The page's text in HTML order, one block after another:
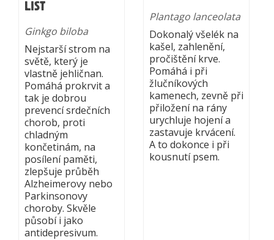
LIST
Ginkgo biloba
Nejstarší strom na
světě, který je
vlastně jehličnan.
Pomáhá prokrvit a
tak je dobrou
prevencí srdečních
chorob, proti
chladným
končetinám, na
posílení paměti,
zlepšuje průběh
Alzheimerovy nebo
Parkinsonovy
choroby. Skvěle
působí i jako
antidepresivum.
Plantago lanceolata
Dokonalý všelék na
kašel, zahlenění,
pročištění krve.
Pomáhá i při
žlučníkových
kamenech, zevně při
přiložení na rány
urychluje hojení a
zastavuje krvácení.
A to dokonce i při
kousnutí psem.